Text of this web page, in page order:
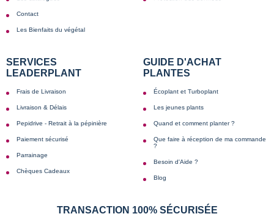
Contact
Les Bienfaits du végétal
SERVICES
LEADERPLANT
Frais de Livraison
Livraison & Délais
Pepidrive - Retrait à la pépinière
Paiement sécurisé
Parrainage
Chèques Cadeaux
GUIDE D'ACHAT
PLANTES
Écoplant et Turboplant
Les jeunes plants
Quand et comment planter ?
Que faire à réception de ma commande
?
Besoin d'Aide ?
Blog
TRANSACTION 100% SÉCURISÉE